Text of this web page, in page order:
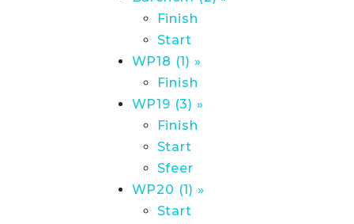
Finish
Start
WP18 (1) »
Finish
WP19 (3) »
Finish
Start
Sfeer
WP20 (1) »
Start